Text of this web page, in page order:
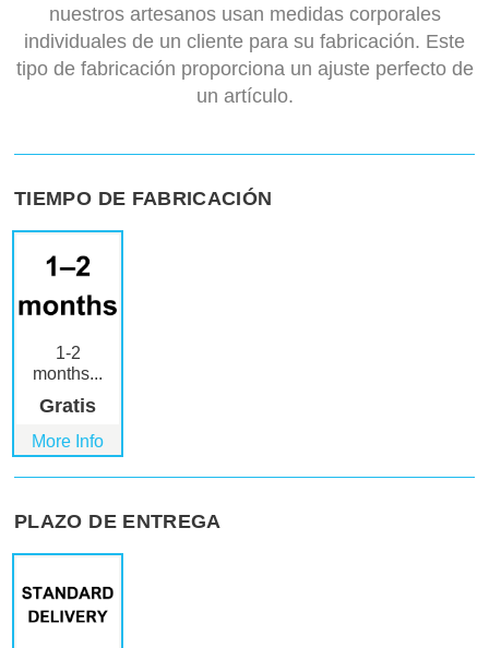
nuestros artesanos usan medidas corporales
individuales de un cliente para su fabricación. Este
tipo de fabricación proporciona un ajuste perfecto de
un artículo.
TIEMPO DE FABRICACIÓN
1-2
months...
Gratis
More Info
PLAZO DE ENTREGA